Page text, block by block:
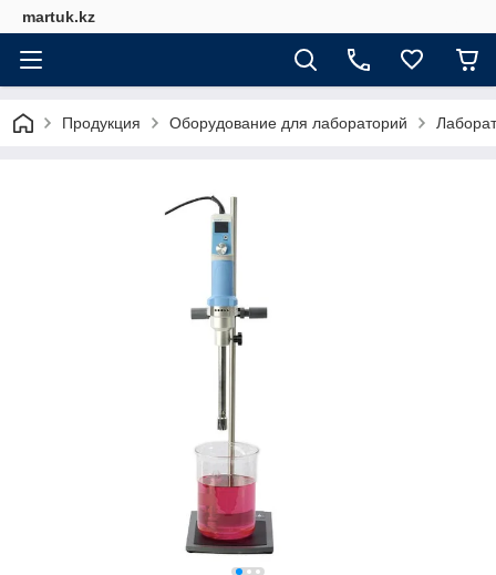
martuk.kz
Продукция Оборудование для лабораторий